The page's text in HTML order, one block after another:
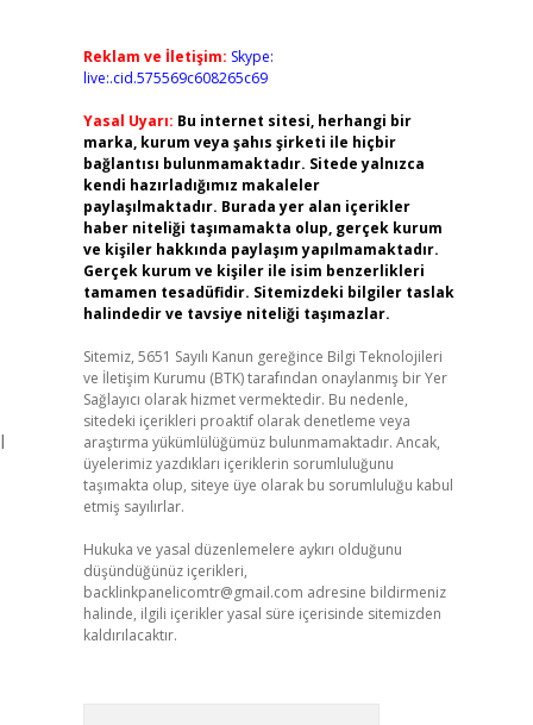
Reklam ve İletişim: Skype:
live:.cid.575569c608265c69
Yasal Uyarı: Bu internet sitesi, herhangi bir
marka, kurum veya şahıs şirketi ile hiçbir
bağlantısı bulunmamaktadır. Sitede yalnızca
kendi hazırladığımız makaleler
paylaşılmaktadır. Burada yer alan içerikler
haber niteliği taşımamakta olup, gerçek kurum
ve kişiler hakkında paylaşım yapılmamaktadır.
Gerçek kurum ve kişiler ile isim benzerlikleri
tamamen tesadüfidir. Sitemizdeki bilgiler taslak
halindedir ve tavsiye niteliği taşımazlar.
Sitemiz, 5651 Sayılı Kanun gereğince Bilgi Teknolojileri
ve İletişim Kurumu (BTK) tarafından onaylanmış bir Yer
Sağlayıcı olarak hizmet vermektedir. Bu nedenle,
sitedeki içerikleri proaktif olarak denetleme veya
araştırma yükümlülüğümüz bulunmamaktadır. Ancak,
üyelerimiz yazdıkları içeriklerin sorumluluğunu
taşımakta olup, siteye üye olarak bu sorumluluğu kabul
etmiş sayılırlar.
Hukuka ve yasal düzenlemelere aykırı olduğunu
düşündüğünüz içerikleri,
backlinkpanelicomtr@gmail.com adresine bildirmeniz
halinde, ilgili içerikler yasal süre içerisinde sitemizden
kaldırılacaktır.